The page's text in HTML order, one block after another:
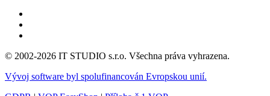
© 2002-2026 IT STUDIO s.r.o. Všechna práva vyhrazena.
Vývoj software byl spolufinancován Evropskou unií.